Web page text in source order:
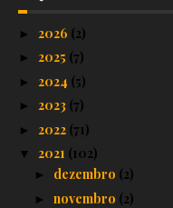
► 2026 (2)
► 2025 (7)
► 2024 (5)
► 2023 (7)
► 2022 (71)
▼ 2021 (102)
► dezembro (2)
► novembro (2)